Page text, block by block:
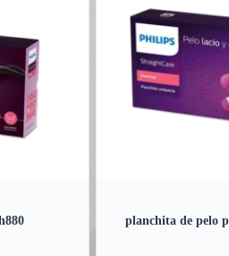
planchita de pelo